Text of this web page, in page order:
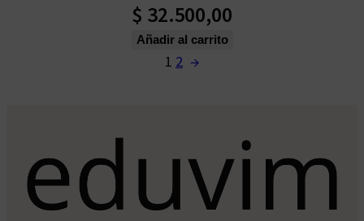
$ 32.500,00
Añadir al carrito
1 2 →